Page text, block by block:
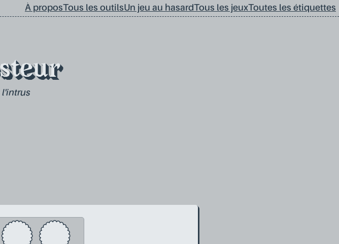
À proposTous les outilsUn jeu au hasardTous les jeuxToutes les étiquettes
l'intrus